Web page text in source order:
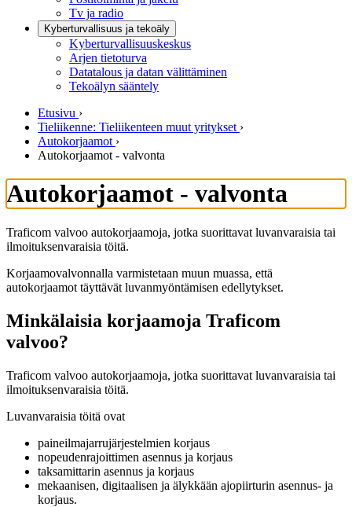
Tv ja radio
Kyberturvallisuus ja tekoäly
Kyberturvallisuuskeskus
Arjen tietoturva
Datatalous ja datan välittäminen
Tekoälyn sääntely
Etusivu ›
Tieliikenne: Tieliikenteen muut yritykset ›
Autokorjaamot ›
Autokorjaamot - valvonta
Autokorjaamot - valvonta
Traficom valvoo autokorjaamoja, jotka suorittavat luvanvaraisia tai
ilmoituksenvaraisia töitä.
Korjaamovalvonnalla varmistetaan muun muassa, että
autokorjaamot täyttävät luvanmyöntämisen edellytykset.
Minkälaisia korjaamoja Traficom
valvoo?
Traficom valvoo autokorjaamoja, jotka suorittavat luvanvaraisia tai
ilmoituksenvaraisia töitä.
Luvanvaraisia töitä ovat
paineilmajarrujärjestelmien korjaus
nopeudenrajoittimen asennus ja korjaus
taksamittarin asennus ja korjaus
mekaanisen, digitaalisen ja älykkään ajopiirturin asennus- ja
korjaus.